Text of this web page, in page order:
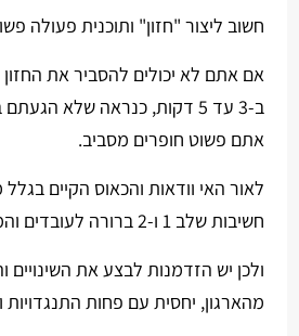
חשוב ליצור "חזון" ותוכנית פעולה
אם אתם לא יכולים להסביר את החזון
ב-3 עד 5 דקות, כנראה שלא
אתם פשוט חופרים מסביב.
לאור האי וודאות והכאוס הקיים
חשיבות שלב 1 ו-2 ברורה לעובדים והמנהלים.
ולכן יש הזדמנות לבצע את
מהארגון, יחסית עם פחות התנגדויות